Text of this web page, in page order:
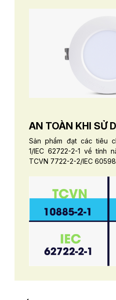
AN TOÀN KHI SỬ
Sản phẩm đạt các tiêu
1/IEC 62722-2-1 về tính
TCVN 7722-2-2/IEC